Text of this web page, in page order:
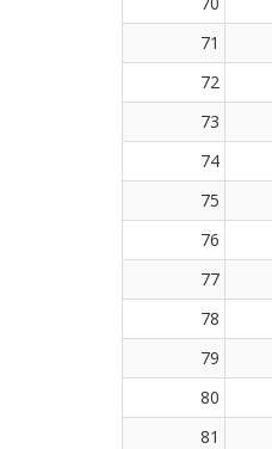
71
72
73
74
75
76
77
78
79
80
81